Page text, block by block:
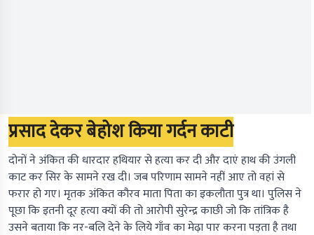
प्रसाद देकर बेहोश किया गर्दन काटी
दोनों ने अंकित की धारदार हथियार से हत्या कर दी और दाएं हाथ की उंगली
काट कर सिर के सामने रख दी। जब परिणाम सामने नहीं आए तो वहां से
फरार हो गए। मृतक अंकित कौरव माता पिता का इकलौता पुत्र था। पुलिस ने
पूछा कि इतनी दूर हत्या क्यों की तो आरोपी सुरेन्द्र काछी जो कि तांत्रिक है
उसने बताया कि नर-बलि देने के लिये गाँव का मेढ़ा पार करना पड़ता है तथा